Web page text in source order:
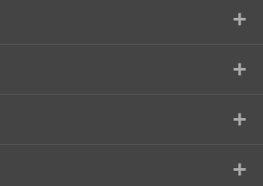
+
+
+
+